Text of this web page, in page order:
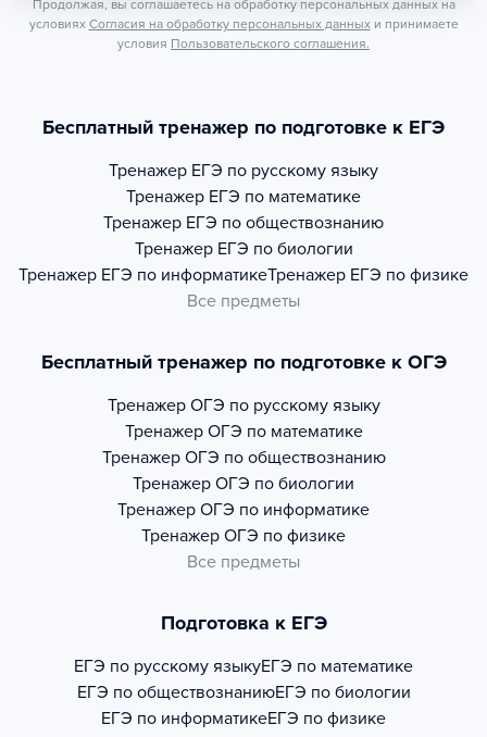
Продолжая, вы соглашаетесь на обработку персональных данных на
условиях Согласия на обработку персональных данных и принимаете
условия Пользовательского соглашения.
Бесплатный тренажер по подготовке к ЕГЭ
Тренажер ЕГЭ по русскому языку
Тренажер ЕГЭ по математике
Тренажер ЕГЭ по обществознанию
Тренажер ЕГЭ по биологии
Тренажер ЕГЭ по информатикеТренажер ЕГЭ по физике
Все предметы
Бесплатный тренажер по подготовке к ОГЭ
Тренажер ОГЭ по русскому языку
Тренажер ОГЭ по математике
Тренажер ОГЭ по обществознанию
Тренажер ОГЭ по биологии
Тренажер ОГЭ по информатике
Тренажер ОГЭ по физике
Все предметы
Подготовка к ЕГЭ
ЕГЭ по русскому языкуЕГЭ по математике
ЕГЭ по обществознаниюЕГЭ по биологии
ЕГЭ по информатикеЕГЭ по физике